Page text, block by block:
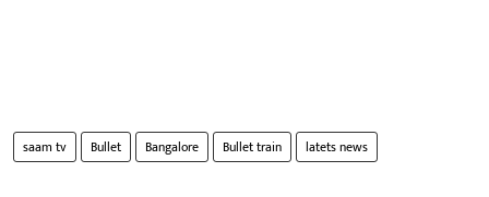
saam tv Bullet Bangalore Bullet train latets news